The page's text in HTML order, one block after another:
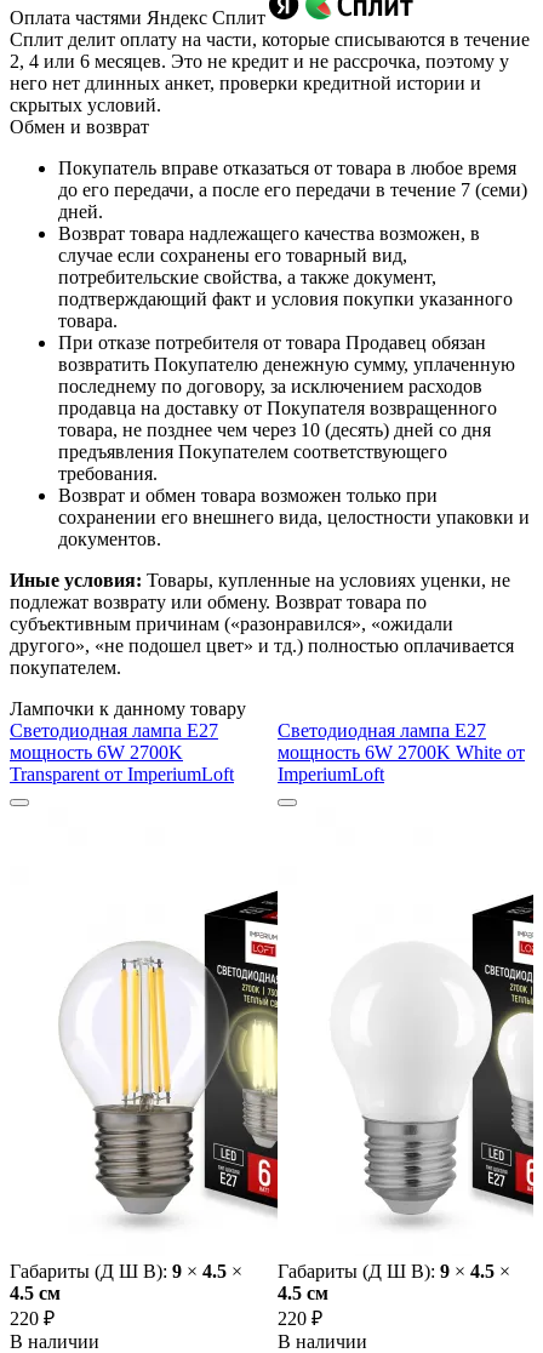
Оплата частями Яндекс Сплит
Сплит делит оплату на части, которые списываются в течение
2, 4 или 6 месяцев. Это не кредит и не рассрочка, поэтому у
него нет длинных анкет, проверки кредитной истории и
скрытых условий.
Обмен и возврат
Покупатель вправе отказаться от товара в любое время
до его передачи, а после его передачи в течение 7 (семи)
дней.
Возврат товара надлежащего качества возможен, в
случае если сохранены его товарный вид,
потребительские свойства, а также документ,
подтверждающий факт и условия покупки указанного
товара.
При отказе потребителя от товара Продавец обязан
возвратить Покупателю денежную сумму, уплаченную
последнему по договору, за исключением расходов
продавца на доставку от Покупателя возвращенного
товара, не позднее чем через 10 (десять) дней со дня
предъявления Покупателем соответствующего
требования.
Возврат и обмен товара возможен только при
сохранении его внешнего вида, целостности упаковки и
документов.
Иные условия: Товары, купленные на условиях уценки, не
подлежат возврату или обмену. Возврат товара по
субъективным причинам («разонравился», «ожидали
другого», «не подошел цвет» и тд.) полностью оплачивается
покупателем.
Лампочки к данному товару
Светодиодная лампа E27
мощность 6W 2700K
Transparent от ImperiumLoft
Габариты (Д Ш В): 9 × 4.5 ×
4.5 cм
220 ₽
В наличии
Светодиодная лампа E27
мощность 6W 2700K White от
ImperiumLoft
Габариты (Д Ш В): 9 × 4.5 ×
4.5 cм
220 ₽
В наличии